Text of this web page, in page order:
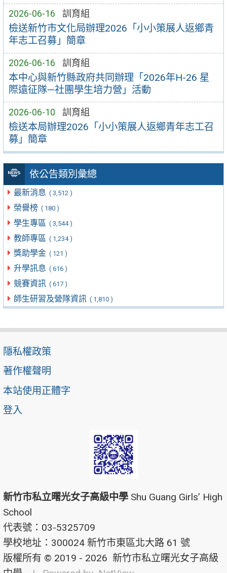
2026-06-16 訓育組
檢送新竹市文化局辦理2026「小小策展人返鄉青
年志工召募」簡章
2026-06-16 訓育組
本中心與新竹縣政府共同辦理「2026年H-26 星
際遠征隊—社團學生培力營」活動
2026-06-10 訓育組
檢送本局辦理2026「小小策展人返鄉青年志工召
募」簡章
依公告類別彙總
最新消息 ( 3,512 )
榮譽榜 ( 180 )
學生專區 ( 3,544 )
教師專區 ( 1,234 )
獎助學金 ( 121 )
升學訊息 ( 616 )
競賽資訊 ( 617 )
師生研習及營隊資訊 ( 1,810 )
隱私權政策
著作權聲明
本站使用正體字
登入
新竹市私立曙光女子高級中學 Shu Guang Girls’ High
School
代表號：03-5325709
學校地址：300024 新竹市東區北大路 61 號
版權所有 © 2019 - 2026 新竹市私立曙光女子高級